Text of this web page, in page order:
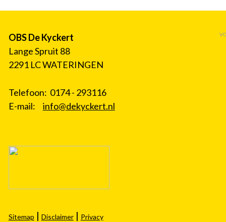
OBS De Kyckert
Lange Spruit 88
2291 LC WATERINGEN
Telefoon: 0174 - 293116
E-mail: info@dekyckert.nl
Sitemap | Disclaimer| Privacy